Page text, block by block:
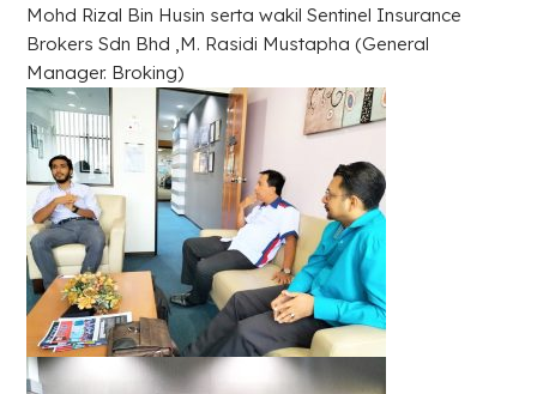
Mohd Rizal Bin Husin serta wakil Sentinel Insurance
Brokers Sdn Bhd ,M. Rasidi Mustapha (General
Manager. Broking)